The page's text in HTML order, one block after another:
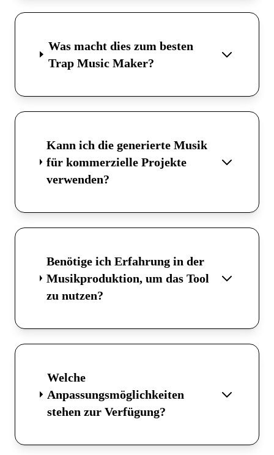
Was macht dies zum besten
Trap Music Maker?
Kann ich die generierte Musik
für kommerzielle Projekte
verwenden?
Benötige ich Erfahrung in der
Musikproduktion, um das Tool
zu nutzen?
Welche
Anpassungsmöglichkeiten
stehen zur Verfügung?